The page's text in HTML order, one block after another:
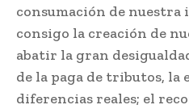
consumación de
consigo la creación de
abatir la gran
de la paga de tributos, la
diferencias reales; el